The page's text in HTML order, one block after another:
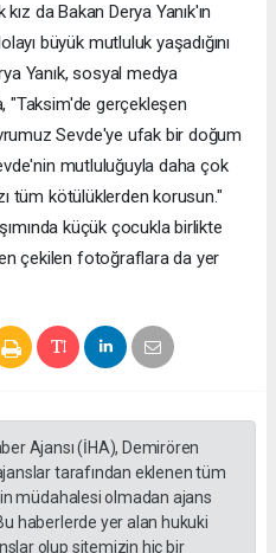
da Bakan Derya Yanık'ın
büyük mutluluk yaşadığını
Yanık, sosyal medya
"Taksim'de gerçekleşen
Sevde'ye ufak bir doğum
mutluluğuyla daha çok
tüm kötülüklerden korusun."
küçük çocukla birlikte
çekilen fotoğraflara da yer
Ajansı (İHA), Demirören
tarafından eklenen tüm
müdahalesi olmadan ajans
haberlerde yer alan hukuki
olup sitemizin hiç bir